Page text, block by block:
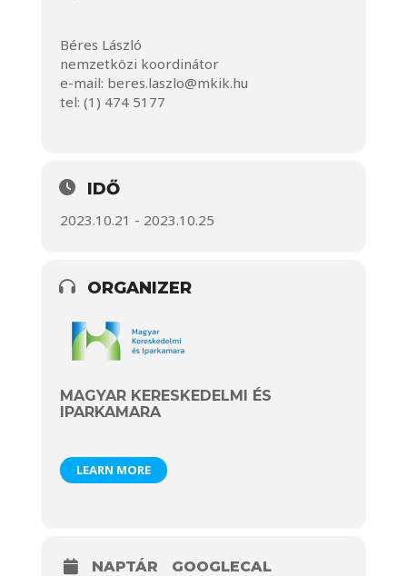
Béres László
nemzetközi koordinátor
e-mail: beres.laszlo@mkik.hu
tel: (1) 474 5177
IDŐ
2023.10.21 - 2023.10.25
ORGANIZER
MAGYAR KERESKEDELMI ÉS
IPARKAMARA
LEARN MORE
NAPTÁR GOOGLECAL